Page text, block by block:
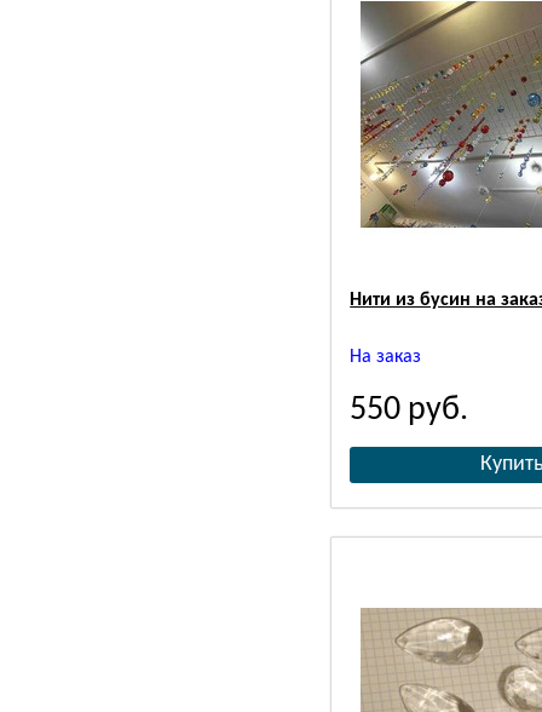
Нити из бусин на
На заказ
550 руб.